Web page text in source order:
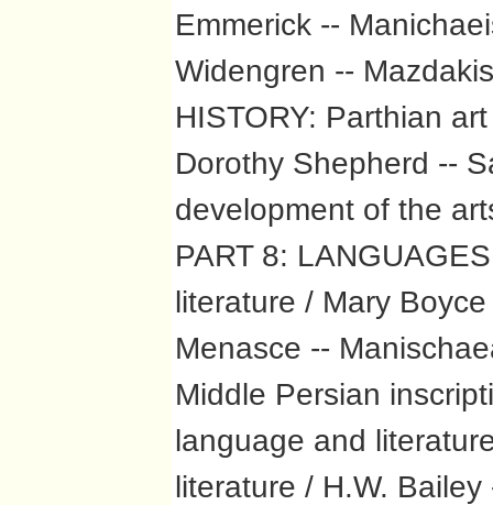
Emmerick --
Widengren --
HISTORY: Parthian
Dorothy Shepherd --
development of the
PART 8:
literature / Mary
Menasce --
Middle Persian
language and
literature / H.W.